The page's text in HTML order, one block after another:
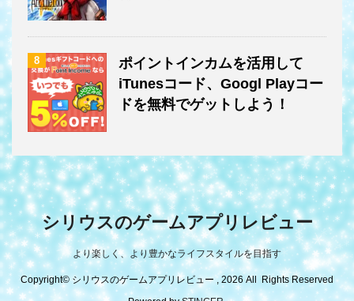
8
ポイントインカムを活用して
iTunesコード、Googl Playコー
ドを無料でゲットしよう！
シリウスのゲームアプリレビュー
より楽しく、より豊かなライフスタイルを目指す
Copyright© シリウスのゲームアプリレビュー , 2026 All Rights Reserved